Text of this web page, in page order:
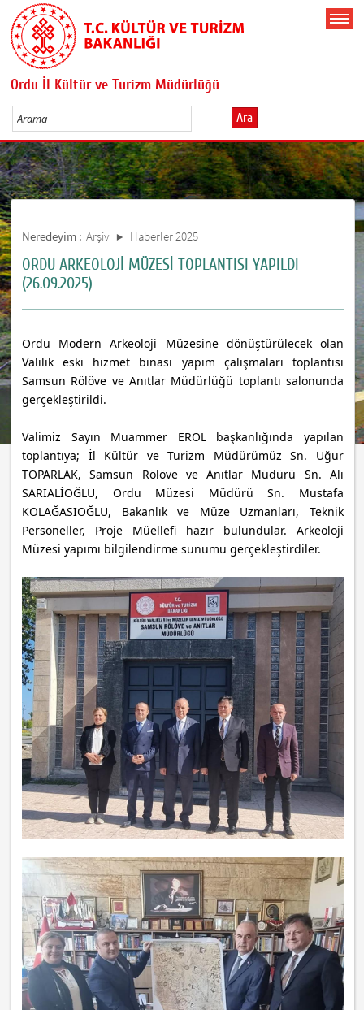
Ordu İl Kültür ve Turizm Müdürlüğü
Ara
Neredeyim : Arşiv Haberler 2025
ORDU ARKEOLOJİ MÜZESİ TOPLANTISI YAPILDI
(26.09.2025)
Ordu Modern Arkeoloji Müzesine dönüştürülecek olan
Valilik eski hizmet binası yapım çalışmaları toplantısı
Samsun Rölöve ve Anıtlar Müdürlüğü toplantı salonunda
gerçekleştirildi.
Valimiz Sayın Muammer EROL başkanlığında yapılan
toplantıya; İl Kültür ve Turizm Müdürümüz Sn. Uğur
TOPARLAK, Samsun Rölöve ve Anıtlar Müdürü Sn. Ali
SARIALİOĞLU, Ordu Müzesi Müdürü Sn. Mustafa
KOLAĞASIOĞLU, Bakanlık ve Müze Uzmanları, Teknik
Personeller, Proje Müellefi hazır bulundular. Arkeoloji
Müzesi yapımı bilgilendirme sunumu gerçekleştirdiler.